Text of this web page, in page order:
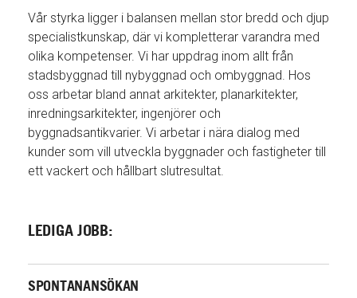
Vår styrka ligger i balansen mellan stor bredd och djup
specialistkunskap, där vi kompletterar varandra med
olika kompetenser. Vi har uppdrag inom allt från
stadsbyggnad till nybyggnad och ombyggnad. Hos
oss arbetar bland annat arkitekter, planarkitekter,
inredningsarkitekter, ingenjörer och
byggnadsantikvarier. Vi arbetar i nära dialog med
kunder som vill utveckla byggnader och fastigheter till
ett vackert och hållbart slutresultat.
LEDIGA JOBB:
SPONTANANSÖKAN